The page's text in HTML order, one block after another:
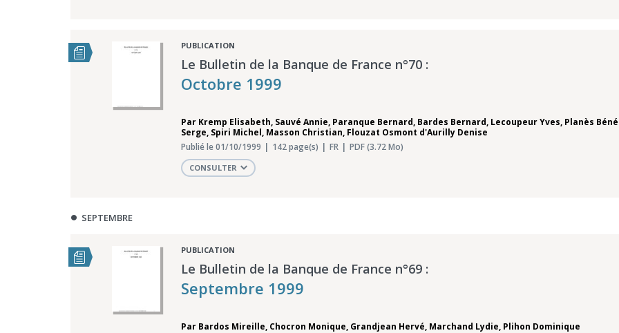
PUBLICATION
Le Bulletin de la Banque de France n°70 :
Octobre 1999
Par Kremp Elisabeth, Sauvé Annie, Paranque Bernard, Bardes Bernard, Lecoupeur Yves, Planès
Serge, Spiri Michel, Masson Christian, Flouzat Osmont d'Aurilly Denise
Publié le 01/10/1999
142 page(s) FR PDF (3.72 Mo)
CONSULTER
SEPTEMBRE
PUBLICATION
Le Bulletin de la Banque de France n°69 :
Septembre 1999
Par Bardos Mireille, Chocron Monique, Grandjean Hervé, Marchand Lydie, Plihon Dominique